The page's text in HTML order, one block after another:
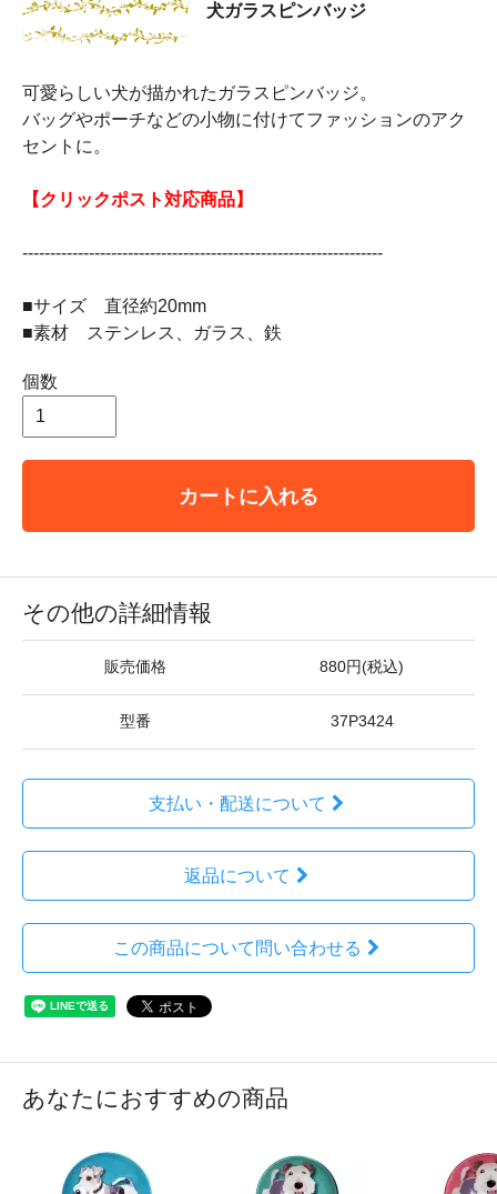
犬ガラスピンバッジ
可愛らしい犬が描かれたガラスピンバッジ。
バッグやポーチなどの小物に付けてファッションのアク
セントに。
【クリックポスト対応商品】
-----------------------------------------------------------------
■サイズ 直径約20mm
■素材 ステンレス、ガラス、鉄
個数
カートに入れる
その他の詳細情報
販売価格 880円(税込)
型番 37P3424
支払い・配送について
返品について
この商品について問い合わせる
あなたにおすすめの商品